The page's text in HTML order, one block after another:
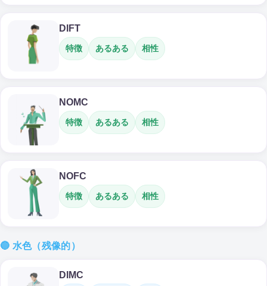
DIFT
特徴 あるある 相性
NOMC
特徴 あるある 相性
NOFC
特徴 あるある 相性
🔵 水色（残像的）
DIMC